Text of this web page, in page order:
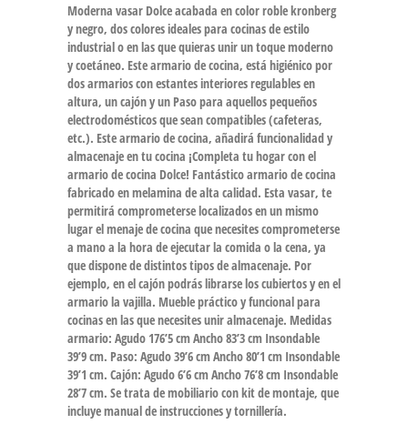
Moderna vasar Dolce acabada en color roble kronberg
y negro, dos colores ideales para cocinas de estilo
industrial o en las que quieras unir un toque moderno
y coetáneo. Este armario de cocina, está higiénico por
dos armarios con estantes interiores regulables en
altura, un cajón y un Paso para aquellos pequeños
electrodomésticos que sean compatibles (cafeteras,
etc.). Este armario de cocina, añadirá funcionalidad y
almacenaje en tu cocina ¡Completa tu hogar con el
armario de cocina Dolce! Fantástico armario de cocina
fabricado en melamina de alta calidad. Esta vasar, te
permitirá comprometerse localizados en un mismo
lugar el menaje de cocina que necesites comprometerse
a mano a la hora de ejecutar la comida o la cena, ya
que dispone de distintos tipos de almacenaje. Por
ejemplo, en el cajón podrás librarse los cubiertos y en el
armario la vajilla. Mueble práctico y funcional para
cocinas en las que necesites unir almacenaje. Medidas
armario: Agudo 176’5 cm Ancho 83’3 cm Insondable
39’9 cm. Paso: Agudo 39’6 cm Ancho 80’1 cm Insondable
39’1 cm. Cajón: Agudo 6’6 cm Ancho 76’8 cm Insondable
28’7 cm. Se trata de mobiliario con kit de montaje, que
incluye manual de instrucciones y tornillería.